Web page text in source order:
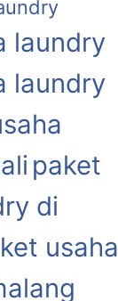
laundry
laundry
paket
di
usaha